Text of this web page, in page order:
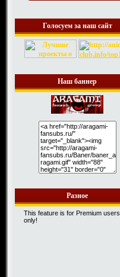
Голосуем за наш сайт
Наш баннер
Разное
This feature is for Premium users
only!